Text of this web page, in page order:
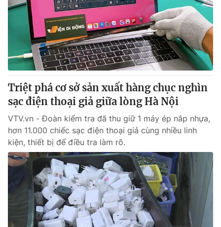
Sản phẩm
Thị trường
Tư vấn
Giao lưu trực tuyến
Lịch phát sóng
Chuyên mục khác
Emagazine Podcast
Photo Infographic
Video Shorts video
VTV Money VTV Thể thao
VTV Sức khoẻ Bất động sản
Triệt phá cơ sở sản xuất hàng chục nghìn
sạc điện thoại giả giữa lòng Hà Nội
VTV.vn - Đoàn kiểm tra đã thu giữ 1 máy ép nắp nhựa,
hơn 11.000 chiếc sạc điện thoại giả cùng nhiều linh
kiện, thiết bị để điều tra làm rõ.